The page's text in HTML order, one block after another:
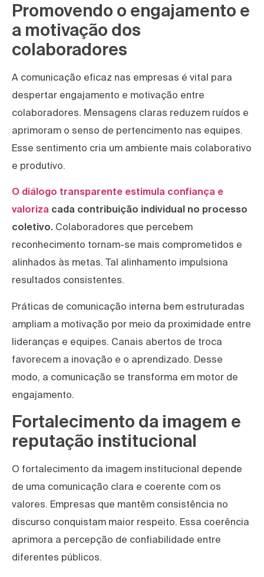
Promovendo o engajamento e
a motivação dos
colaboradores
A comunicação eficaz nas empresas é vital para
despertar engajamento e motivação entre
colaboradores. Mensagens claras reduzem ruídos e
aprimoram o senso de pertencimento nas equipes.
Esse sentimento cria um ambiente mais colaborativo
e produtivo.
O diálogo transparente estimula confiança e
valoriza cada contribuição individual no processo
coletivo. Colaboradores que percebem
reconhecimento tornam-se mais comprometidos e
alinhados às metas. Tal alinhamento impulsiona
resultados consistentes.
Práticas de comunicação interna bem estruturadas
ampliam a motivação por meio da proximidade entre
lideranças e equipes. Canais abertos de troca
favorecem a inovação e o aprendizado. Desse
modo, a comunicação se transforma em motor de
engajamento.
Fortalecimento da imagem e
reputação institucional
O fortalecimento da imagem institucional depende
de uma comunicação clara e coerente com os
valores. Empresas que mantêm consistência no
discurso conquistam maior respeito. Essa coerência
aprimora a percepção de confiabilidade entre
diferentes públicos.